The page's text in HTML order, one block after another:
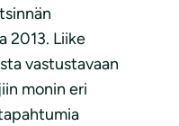
2013. Liike
vastustavaan
monin eri